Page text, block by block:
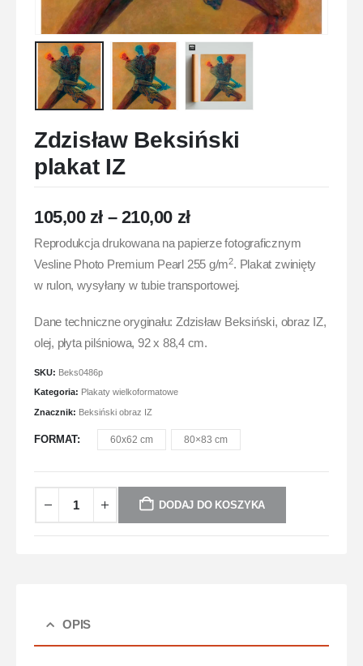
Zdzisław Beksiński
plakat IZ
105,00 zł – 210,00 zł
Reprodukcja drukowana na papierze fotograficznym
Vesline Photo Premium Pearl 255 g/m2. Plakat zwinięty
w rulon, wysyłany w tubie transportowej.
Dane techniczne oryginału: Zdzisław Beksiński, obraz IZ,
olej, płyta pilśniowa, 92 x 88,4 cm.
SKU: Beks0486p
Kategoria: Plakaty wielkoformatowe
Znacznik: Beksiński obraz IZ
FORMAT 60x62 cm 80×83 cm
DODAJ DO KOSZYKA
OPIS